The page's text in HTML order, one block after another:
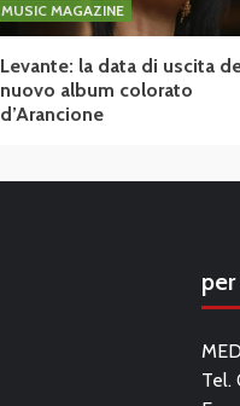
MUSIC MAGAZINE
Levante: la data di uscita
nuovo album colorato
d’Arancione
Tel.